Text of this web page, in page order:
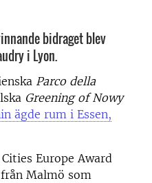
bidraget blev
i Lyon.
Parco della
Greening of Nowy
ägde rum i Essen,
Europe Award
Malmö som